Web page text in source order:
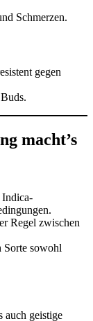
Schmerzen.
gegen
macht’s
Indica-
Regel zwischen
sowohl
auch geistige